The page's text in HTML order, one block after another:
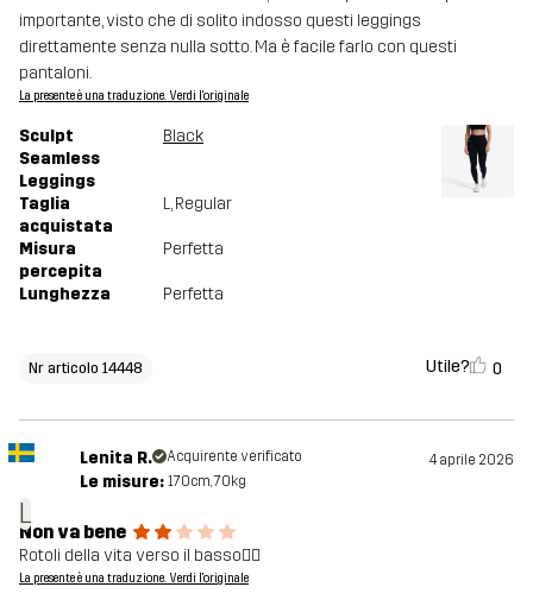
importante, visto che di solito indosso questi leggings
direttamente senza nulla sotto. Ma è facile farlo con questi
pantaloni.
La presente è una traduzione. Verdi l'originale
Sculpt
Seamless
Leggings
Black
Taglia
acquistata
L, Regular
Misura
percepita
Perfetta
Lunghezza Perfetta
Nr articolo 14448 Utile? 0
L
Lenita R. Acquirente verificato 4 aprile 2026
Le misure: 170cm, 70kg
Non va bene
Rotoli della vita verso il basso👎🏻
La presente è una traduzione. Verdi l'originale